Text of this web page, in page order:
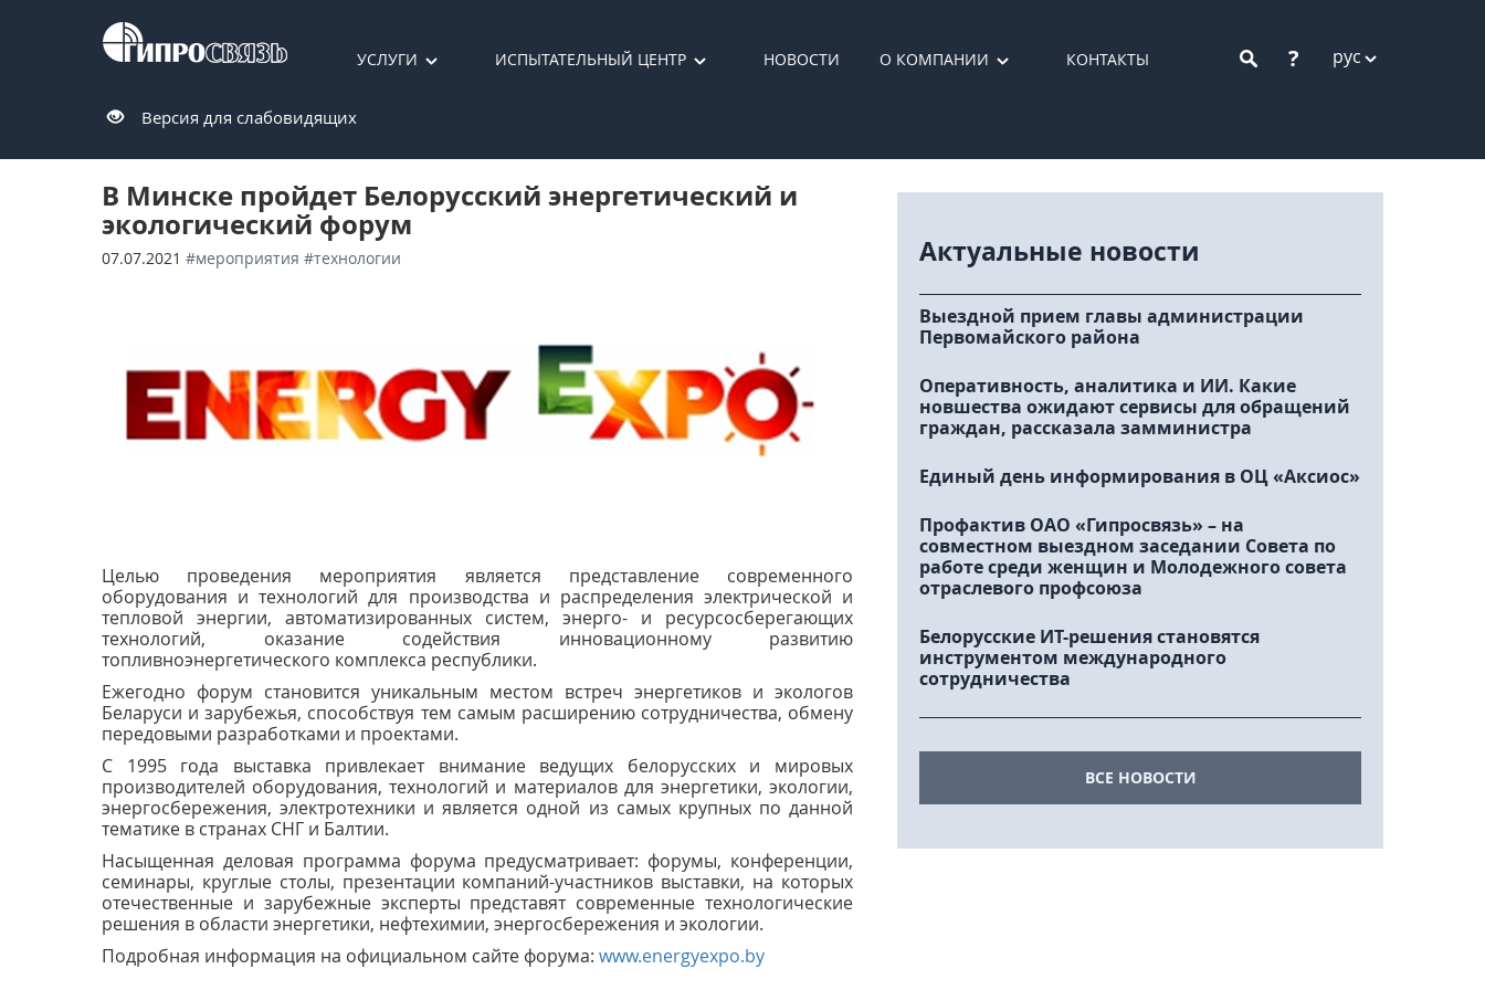
УСЛУГИ ИСПЫТАТЕЛЬНЫЙ ЦЕНТР НОВОСТИ О КОМПАНИИ КОНТАКТЫ ? рус
Версия для слабовидящих
В Минске пройдет Белорусский энергетический и
экологический форум
07.07.2021 #мероприятия #технологии
Целью проведения мероприятия является представление современного
оборудования и технологий для производства и распределения электрической и
тепловой энергии, автоматизированных систем, энерго- и ресурсосберегающих
технологий, оказание содействия инновационному развитию
топливноэнергетического комплекса республики.
Ежегодно форум становится уникальным местом встреч энергетиков и экологов
Беларуси и зарубежья, способствуя тем самым расширению сотрудничества, обмену
передовыми разработками и проектами.
С 1995 года выставка привлекает внимание ведущих белорусских и мировых
производителей оборудования, технологий и материалов для энергетики, экологии,
энергосбережения, электротехники и является одной из самых крупных по данной
тематике в странах СНГ и Балтии.
Насыщенная деловая программа форума предусматривает: форумы, конференции,
семинары, круглые столы, презентации компаний-участников выставки, на которых
отечественные и зарубежные эксперты представят современные технологические
решения в области энергетики, нефтехимии, энергосбережения и экологии.
Подробная информация на официальном сайте форума: www.energyexpo.by
Актуальные новости
Выездной прием главы администрации
Первомайского района
Оперативность, аналитика и ИИ. Какие
новшества ожидают сервисы для обращений
граждан, рассказала замминистра
Единый день информирования в ОЦ «Аксиос»
Профактив ОАО «Гипросвязь» – на
совместном выездном заседании Совета по
работе среди женщин и Молодежного совета
отраслевого профсоюза
Белорусские ИТ-решения становятся
инструментом международного
сотрудничества
ВСЕ НОВОСТИ